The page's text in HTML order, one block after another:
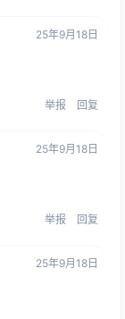
25年9月18日
举报 回复
25年9月18日
举报 回复
25年9月18日